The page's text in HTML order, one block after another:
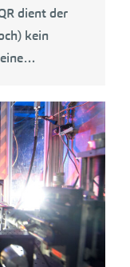
dient der
kein